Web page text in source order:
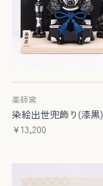
薬師窯
染絵出世兜飾り(漆黒)
¥13,200